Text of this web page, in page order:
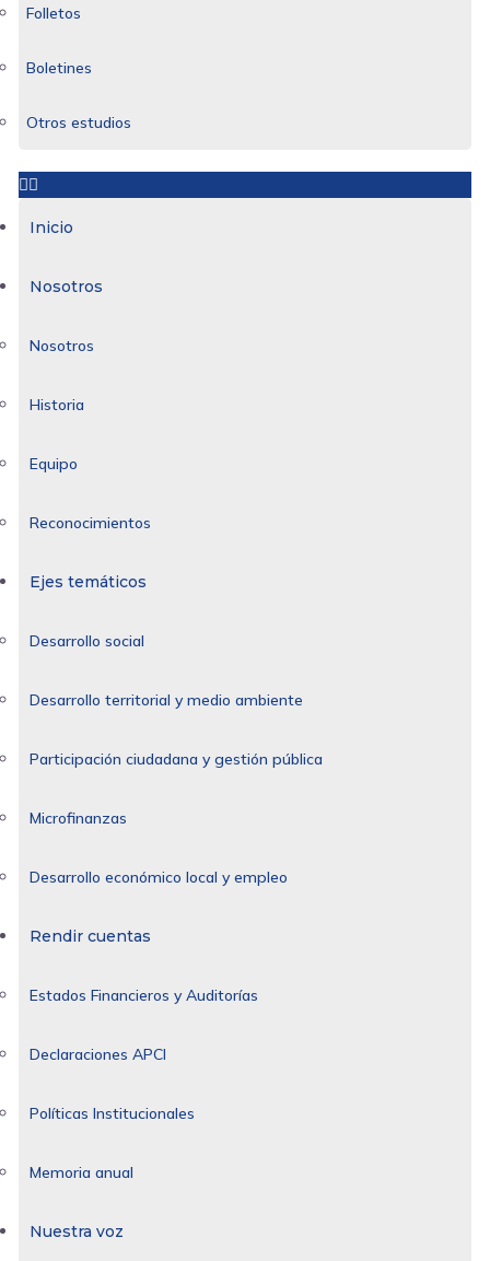
Folletos
Boletines
Otros estudios
Inicio
Nosotros
Nosotros
Historia
Equipo
Reconocimientos
Ejes temáticos
Desarrollo social
Desarrollo territorial y medio ambiente
Participación ciudadana y gestión pública
Microfinanzas
Desarrollo económico local y empleo
Rendir cuentas
Estados Financieros y Auditorías
Declaraciones APCI
Políticas Institucionales
Memoria anual
Nuestra voz